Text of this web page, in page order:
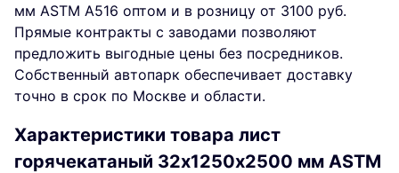
мм ASTM A516 оптом и в розницу от 3100 руб.
Прямые контракты с заводами позволяют
предложить выгодные цены без посредников.
Собственный автопарк обеспечивает доставку
точно в срок по Москве и области.
Характеристики товара лист
горячекатаный 32х1250х2500 мм ASTM